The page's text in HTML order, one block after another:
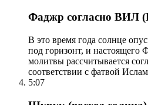
Фаджр согласно ВИЛ
В это время года солнце
под горизонт, и настоящего
молитвы рассчитывается
соответствии с фатвой
5:07